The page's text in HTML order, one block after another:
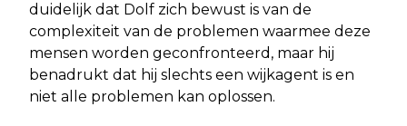
duidelijk dat Dolf zich bewust is van de
complexiteit van de problemen waarmee deze
mensen worden geconfronteerd, maar hij
benadrukt dat hij slechts een wijkagent is en
niet alle problemen kan oplossen.